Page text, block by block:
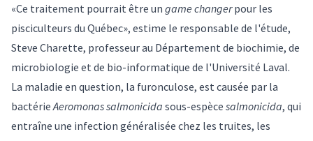
«Ce traitement pourrait être un game changerpour les
pisciculteurs du Québec», estime le responsable de l'étude,
Steve Charette, professeur au Département de biochimie, de
microbiologie et de bio-informatique de l'Université Laval.
La maladie en question, la furonculose, est causée par la
bactérie Aeromonas salmonicida sous-espèce salmonicida, qui
entraîne une infection généralisée chez les truites, les